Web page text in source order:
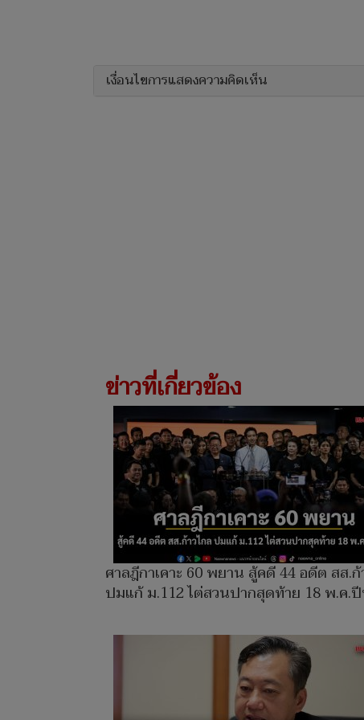
เงื่อนไขการแสดงความคิดเห็น
ข่าวที่เกี่ยวข้อง
ศาลฎีกาเคาะ 60 พยาน สู้คดี 44 อดีต สส.ก้
ปมแก้ ม.112 ไต่สวนปากสุดท้าย 18 พ.ค.